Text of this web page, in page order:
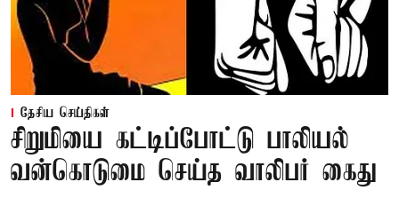
தேசிய செய்திகள்
சிறுமியை கட்டிப்போட்டு பாலியல்
வன்கொடுமை செய்த வாலிபர் கைது